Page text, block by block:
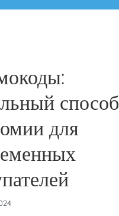
способ
для